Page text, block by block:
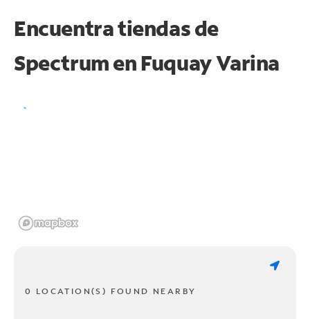
Encuentra tiendas de
Spectrum en Fuquay Varina
0 LOCATION(S) FOUND NEARBY